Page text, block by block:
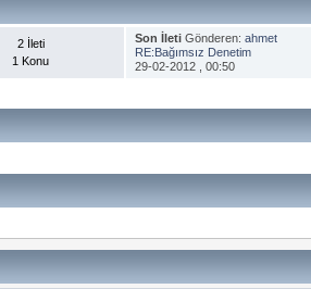
2 İleti
1 Konu
Son İletiGönderen: ahmet
RE:Bağımsız Denetim
29-02-2012 , 00:50